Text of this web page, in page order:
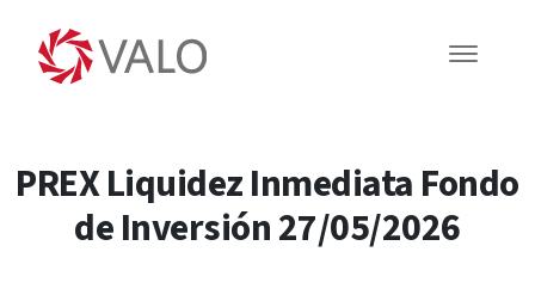
PREX Liquidez Inmediata Fondo
de Inversión 27/05/2026